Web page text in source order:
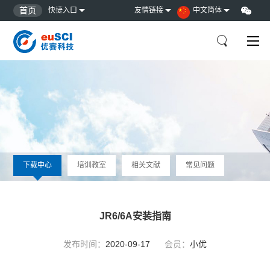
首页 快捷入口 友情链接 中文简体
下载中心 培训教室 相关文献 常见问题
JR6/6A安装指南
发布时间： 2020-09-17 会员： 小优